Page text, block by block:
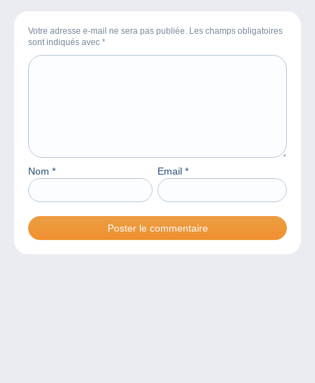
Votre adresse e-mail ne sera pas publiée. Les champs obligatoires
sont indiqués avec *
Nom * Email *